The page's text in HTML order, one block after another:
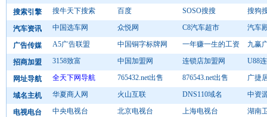
搜索引擎 搜牛天下搜索 百度 SOSO搜搜 搜狗
汽车资讯 中国选车网 众悦网 C8汽车超市 汽车
广告传媒 A5广告联盟 中国铜字标牌网 一年赚一生的工资 九赢
招商加盟 3158致富 中国加盟网 连锁店加盟网 U88
网址导航 全天下网导航 765432.net出售 876543.net出售 广捷
域名主机 华夏商人网 火山互联 DNS110域名 中资
电视电台 中央电视台 北京电视台 上海电视台 湖南